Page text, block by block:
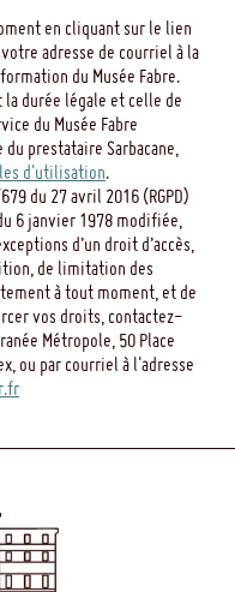
en cliquant sur le lien
adresse de courriel à la
du Musée Fabre.
durée légale et celle de
du Musée Fabre
prestataire Sarbacane,
d'utilisation.
du 27 avril 2016 (RGPD)
6 janvier 1978 modifiée,
d’un droit d’accès,
de limitation des
à tout moment, et de
vos droits, contactez-
Métropole, 50 Place
ou par courriel à l'adresse